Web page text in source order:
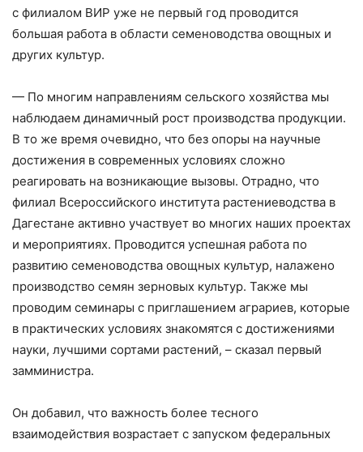
с филиалом ВИР уже не первый год проводится
большая работа в области семеноводства овощных и
других культур.
— По многим направлениям сельского хозяйства мы
наблюдаем динамичный рост производства продукции.
В то же время очевидно, что без опоры на научные
достижения в современных условиях сложно
реагировать на возникающие вызовы. Отрадно, что
филиал Всероссийского института растениеводства в
Дагестане активно участвует во многих наших проектах
и мероприятиях. Проводится успешная работа по
развитию семеноводства овощных культур, налажено
производство семян зерновых культур. Также мы
проводим семинары с приглашением аграриев, которые
в практических условиях знакомятся с достижениями
науки, лучшими сортами растений, – сказал первый
замминистра.
Он добавил, что важность более тесного
взаимодействия возрастает с запуском федеральных